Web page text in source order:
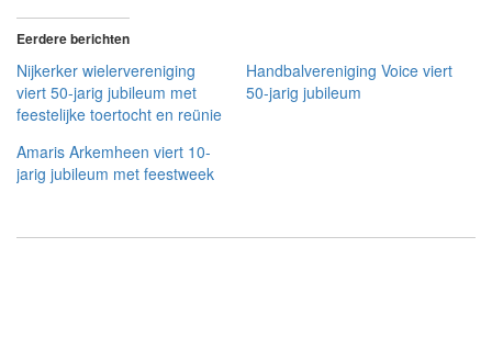
Eerdere berichten
Nijkerker wielervereniging
viert 50-jarig jubileum met
feestelijke toertocht en reünie
Handbalvereniging Voice viert
50-jarig jubileum
Amaris Arkemheen viert 10-
jarig jubileum met feestweek